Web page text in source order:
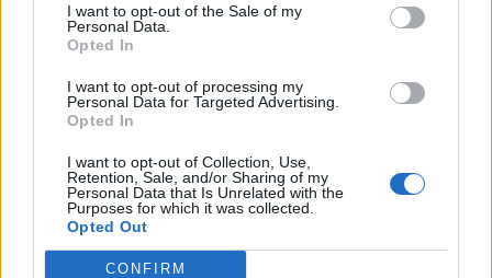
I want to opt-out of the Sale of my
Personal Data.
Opted In
I want to opt-out of processing my
Personal Data for Targeted Advertising.
Opted In
I want to opt-out of Collection, Use,
Retention, Sale, and/or Sharing of my
Personal Data that Is Unrelated with the
Purposes for which it was collected.
Opted Out
CONFIRM